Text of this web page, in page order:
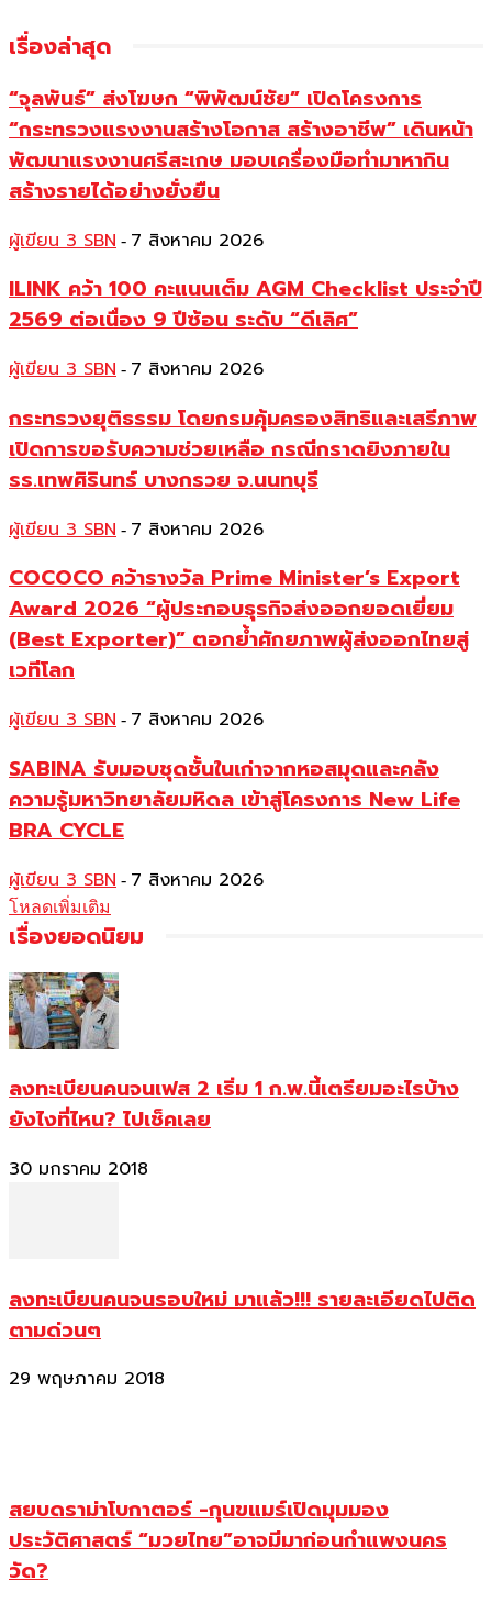
เรื่องล่าสุด
“จุลพันธ์” ส่งโฆษก “พิพัฒน์ชัย” เปิดโครงการ
“กระทรวงแรงงานสร้างโอกาส สร้างอาชีพ” เดินหน้า
พัฒนาแรงงานศรีสะเกษ มอบเครื่องมือทำมาหากิน
สร้างรายได้อย่างยั่งยืน
ผู้เขียน 3 SBN - 7 สิงหาคม 2026
ILINK คว้า 100 คะแนนเต็ม AGM Checklist ประจำปี
2569 ต่อเนื่อง 9 ปีซ้อน ระดับ “ดีเลิศ”
ผู้เขียน 3 SBN - 7 สิงหาคม 2026
กระทรวงยุติธรรม โดยกรมคุ้มครองสิทธิและเสรีภาพ
เปิดการขอรับความช่วยเหลือ กรณีกราดยิงภายใน
รร.เทพศิรินทร์ บางกรวย จ.นนทบุรี
ผู้เขียน 3 SBN - 7 สิงหาคม 2026
COCOCO คว้ารางวัล Prime Minister’s Export
Award 2026 “ผู้ประกอบธุรกิจส่งออกยอดเยี่ยม
(Best Exporter)” ตอกย้ำศักยภาพผู้ส่งออกไทยสู่
เวทีโลก
ผู้เขียน 3 SBN - 7 สิงหาคม 2026
SABINA รับมอบชุดชั้นในเก่าจากหอสมุดและคลัง
ความรู้มหาวิทยาลัยมหิดล เข้าสู่โครงการ New Life
BRA CYCLE
ผู้เขียน 3 SBN - 7 สิงหาคม 2026
โหลดเพิ่มเติม
เรื่องยอดนิยม
ลงทะเบียนคนจนเฟส 2 เริ่ม 1 ก.พ.นี้เตรียมอะไรบ้าง
ยังไงที่ไหน? ไปเช็คเลย
30 มกราคม 2018
ลงทะเบียนคนจนรอบใหม่ มาแล้ว!!! รายละเอียดไปติด
ตามด่วนๆ
29 พฤษภาคม 2018
สยบดราม่าโบกาตอร์ -กุนขแมร์เปิดมุมมอง
ประวัติศาสตร์ “มวยไทย”อาจมีมาก่อนกำแพงนคร
วัด?